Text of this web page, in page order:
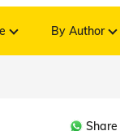
By Author
Share